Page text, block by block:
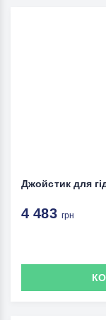
Джойстик для
4 483 грн